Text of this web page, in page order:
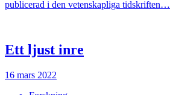
publicerad i den vetenskapliga tidskriften…
Ett ljust inre
16 mars 2022